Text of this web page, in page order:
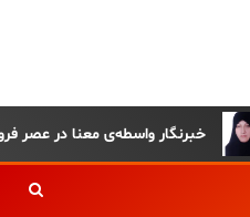
خبرنگار واسطه‌ی معنا در عصر